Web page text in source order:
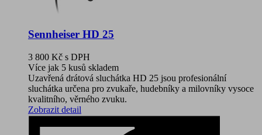
Sennheiser HD 25
3 800 Kč s DPH
Více jak 5 kusů skladem
Uzavřená drátová sluchátka HD 25 jsou profesionální
sluchátka určena pro zvukaře, hudebníky a milovníky vysoce
kvalitního, věrného zvuku.
Zobrazit detail